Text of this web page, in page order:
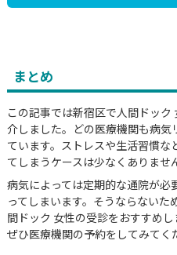
まとめ
この記事では新宿区で人間ドッ
介しました。どの医療機関も病
ています。ストレスや生活習慣
てしまうケースは少なくありませ
病気によっては定期的な通院が必
ってしまいます。そうならないた
間ドック 女性の受診をおすすめ
ぜひ医療機関の予約をしてみてく